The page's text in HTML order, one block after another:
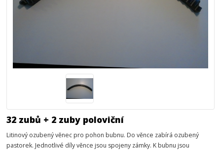
32 zubů + 2 zuby poloviční
Litinový ozubený věnec pro pohon bubnu. Do věnce zabírá ozubený
pastorek. Jednotlivé díly věnce jsou spojeny zámky. K bubnu jsou